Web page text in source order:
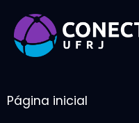
Página inicial